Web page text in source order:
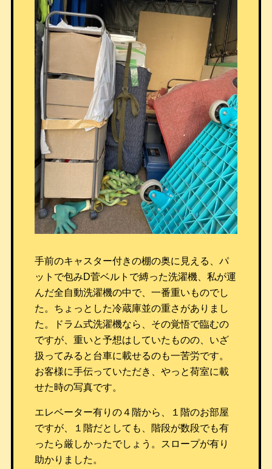
手前のキャスター付きの棚の奥に見える、パ
ットで包みD菅ベルトで縛った洗濯機、私が運
んだ全自動洗濯機の中で、一番重いものでし
た。ちょっとした冷蔵庫並の重さがありまし
た。ドラム式洗濯機なら、その覚悟で臨むの
ですが、重いと予想はしていたものの、いざ
扱ってみると台車に載せるのも一苦労です。
お客様に手伝っていただき、やっと荷室に載
せた時の写真です。
エレベーター有りの４階から、１階のお部屋
ですが、１階だとしても、階段が数段でも有
ったら厳しかったでしょう。スロープが有り
助かりました。